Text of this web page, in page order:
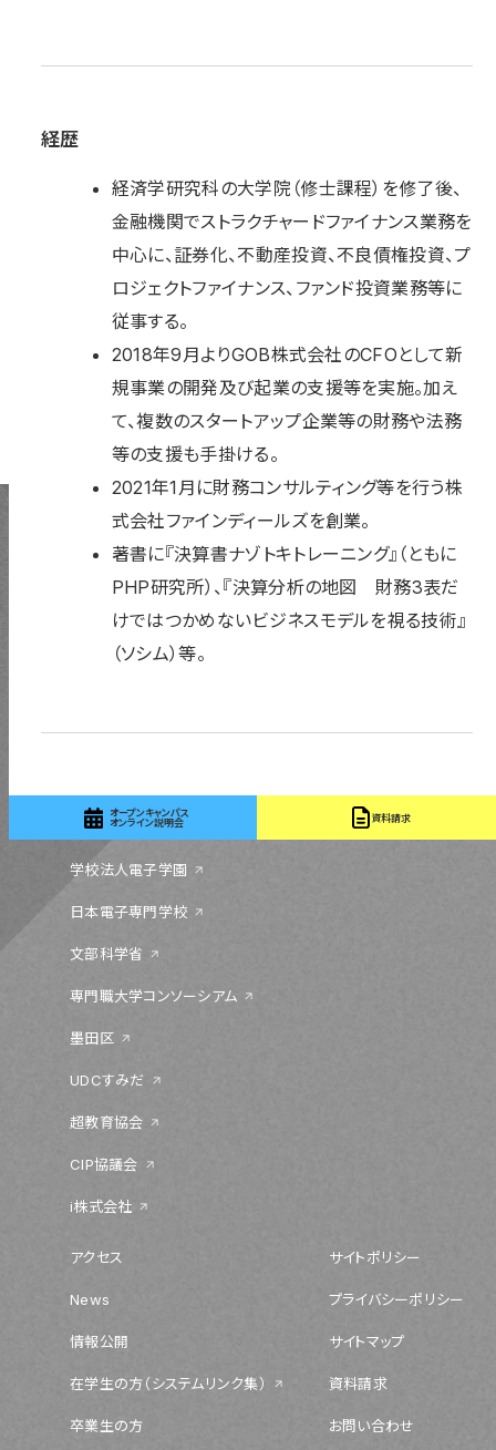
経歴
経済学研究科の大学院（修士課程）を修了後、
金融機関でストラクチャードファイナンス業務を
中心に、証券化、不動産投資、不良債権投資、プ
ロジェクトファイナンス、ファンド投資業務等に
従事する。
2018年9月よりGOB株式会社のCFOとして新
規事業の開発及び起業の支援等を実施。加え
て、複数のスタートアップ企業等の財務や法務
等の支援も手掛ける。
2021年1月に財務コンサルティング等を行う株
式会社ファインディールズを創業。
著書に『決算書ナゾトキトレーニング』（ともに
PHP研究所）、『決算分析の地図 財務3表だ
けではつかめないビジネスモデルを視る技術』
（ソシム）等。
オープンキャンパス
オンライン説明会
資料請求
学校法人電子学園
日本電子専門学校
文部科学省
専門職大学コンソーシアム
墨田区
UDCすみだ
超教育協会
CIP協議会
i株式会社
アクセス
News
情報公開
在学生の方（システムリンク集）
卒業生の方
サイトポリシー
プライバシーポリシー
サイトマップ
資料請求
お問い合わせ